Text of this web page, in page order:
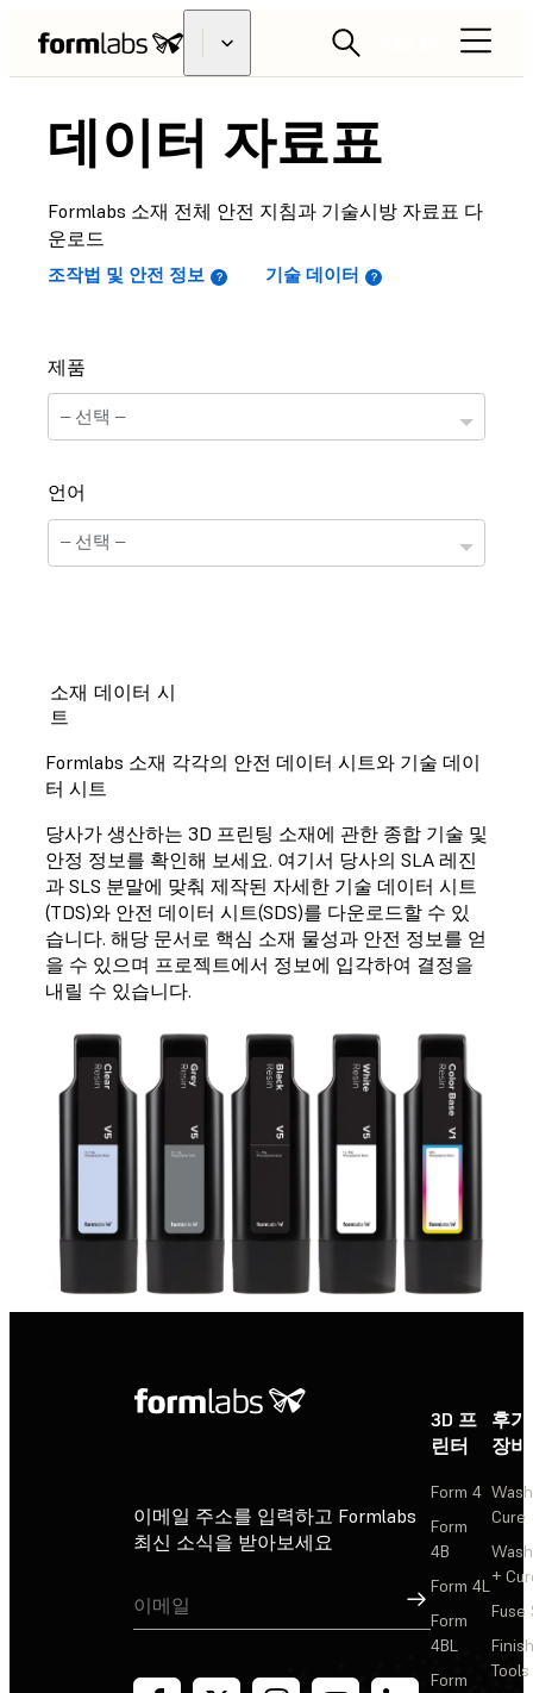
데이터 자료표
Formlabs 소재 전체 안전 지침과 기술시방 자료표 다
운로드
조작법 및 안전 정보 기술 데이터
제품
언어
선택하신 소재는 현재 기술정보 자료표를 준비하는 중
입니다.
안전 정보 자료표
선택하신 소재는 현재 안전정보 자료표를 준비하는 중
입니다.
소재 데이터 시
트
Formlabs 소재 각각의 안전 데이터 시트와 기술 데이
터 시트
당사가 생산하는 3D 프린팅 소재에 관한 종합 기술 및
안정 정보를 확인해 보세요. 여기서 당사의 SLA 레진
과 SLS 분말에 맞춰 제작된 자세한 기술 데이터 시트
(TDS)와 안전 데이터 시트(SDS)를 다운로드할 수 있
습니다. 해당 문서로 핵심 소재 물성과 안전 정보를 얻
을 수 있으며 프로젝트에서 정보에 입각하여 결정을
내릴 수 있습니다.
이메일 주소를 입력하고 Formlabs
최신 소식을 받아보세요
가입
3D 프
린터
Form 4
Form
4B
Form 4L
Form
4BL
Form
후
장비
Cure
+
Fuse
Tools